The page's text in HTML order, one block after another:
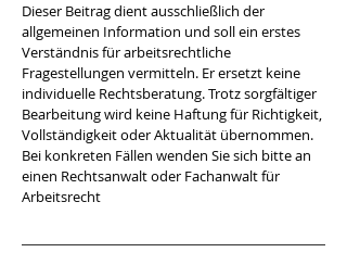
Dieser Beitrag dient ausschließlich der
allgemeinen Information und soll ein erstes
Verständnis für arbeitsrechtliche
Fragestellungen vermitteln. Er ersetzt keine
individuelle Rechtsberatung. Trotz sorgfältiger
Bearbeitung wird keine Haftung für Richtigkeit,
Vollständigkeit oder Aktualität übernommen.
Bei konkreten Fällen wenden Sie sich bitte an
einen Rechtsanwalt oder Fachanwalt für
Arbeitsrecht